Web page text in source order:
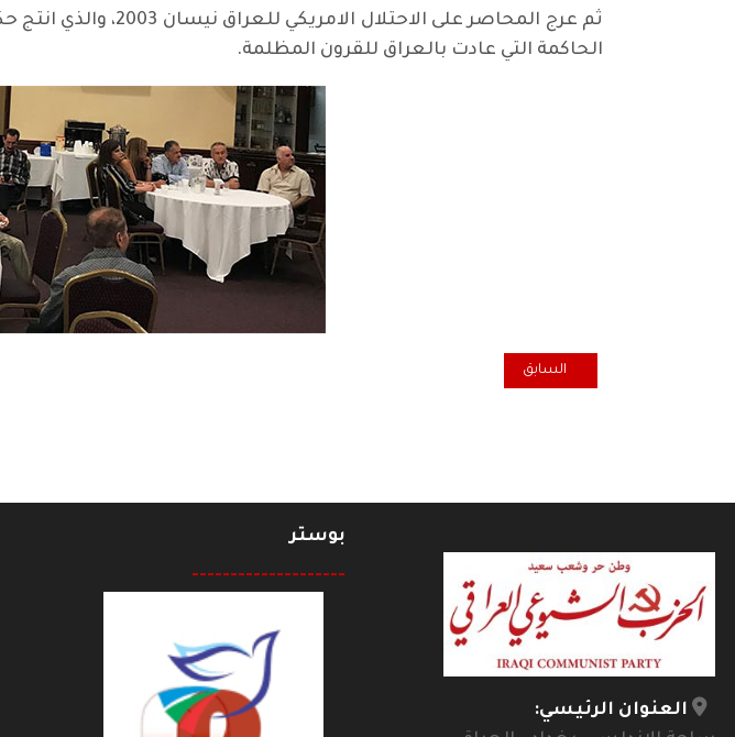
ثم عرج المحاصر على
الحاكمة التي عادت بالعراق للقرون المظلمة.
المقال السابق: رحيل العزيز الرفيق سامي عبد الرزاق الجبوري( ابو عادل )
السابق
العنوان الرئيسي:
بوستر
--------------------